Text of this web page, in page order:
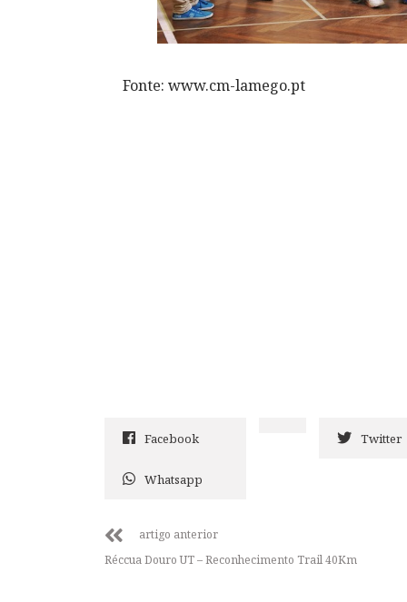
Fonte: www.cm-lamego.pt
Facebook Twitter
Whatsapp
artigo anterior
Réccua Douro UT – Reconhecimento Trail 40Km